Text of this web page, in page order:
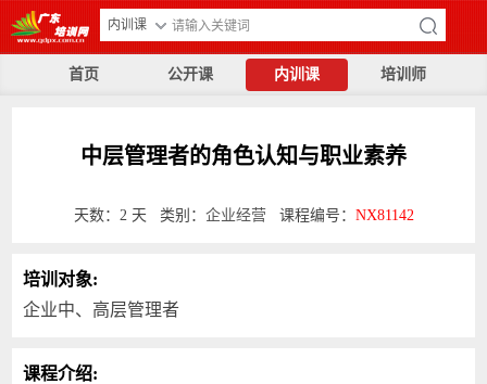
内训课
首页 公开课 内训课 培训师
中层管理者的角色认知与职业素养
天数：2 天 类别： 企业经营 课程编号： NX81142
培训对象:
企业中、高层管理者
课程介绍: